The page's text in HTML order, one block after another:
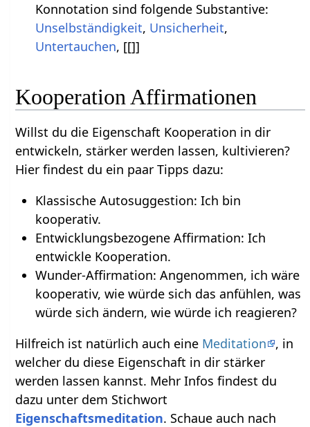
Konnotation sind folgende Substantive:
Unselbständigkeit, Unsicherheit,
Untertauchen, [[]]
Kooperation Affirmationen
Willst du die Eigenschaft Kooperation in dir
entwickeln, stärker werden lassen, kultivieren?
Hier findest du ein paar Tipps dazu:
Klassische Autosuggestion: Ich bin
kooperativ.
Entwicklungsbezogene Affirmation: Ich
entwickle Kooperation.
Wunder-Affirmation: Angenommen, ich wäre
kooperativ, wie würde sich das anfühlen, was
würde sich ändern, wie würde ich reagieren?
Hilfreich ist natürlich auch eine Meditation
, in
welcher du diese Eigenschaft in dir stärker
werden lassen kannst. Mehr Infos findest du
dazu unter dem Stichwort
Eigenschaftsmeditation. Schaue auch nach